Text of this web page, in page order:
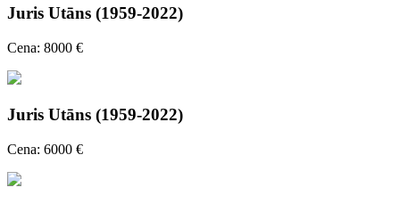
Juris Utāns (1959-2022)
Cena: 8000 €
Juris Utāns (1959-2022)
Cena: 6000 €